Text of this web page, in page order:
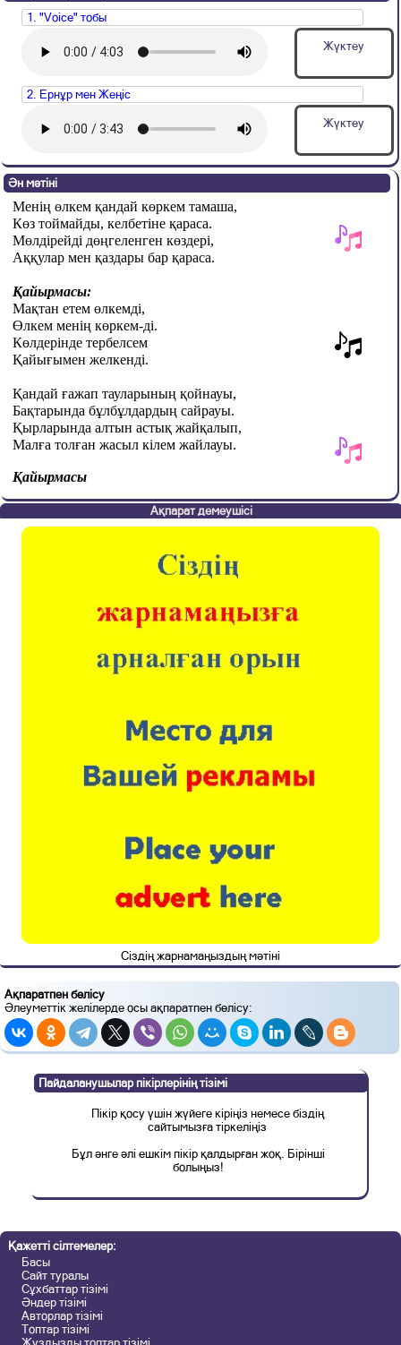
1. "Voice" тобы
Жүктеу
2. Ернұр мен Жеңіс
Жүктеу
Ән мәтіні
Менің өлкем қандай көркем тамаша,
Көз тоймайды, келбетіне қараса.
Мөлдірейді дөңгеленген көздері,
Аққулар мен қаздары бар қараса.
Қайырмасы:
Мақтан етем өлкемді,
Өлкем менің көркем-ді.
Көлдерінде тербелсем
Қайығымен желкенді.
Қандай ғажап тауларының қойнауы,
Бақтарында бұлбұлдардың сайрауы.
Қырларында алтын астық жайқалып,
Малға толған жасыл кілем жайлауы.
Қайырмасы
Ақпарат демеушісі
Сіздің жарнамаңыздың мәтіні
Ақпаратпен бөлісу
Әлеуметтік желілерде осы ақпаратпен бөлісу:
Пайдаланушылар пікірлерінің тізімі
Пікір қосу үшін жүйеге кіріңіз немесе біздің
сайтымызға тіркеліңіз
Бұл әнге әлі ешкім пікір қалдырған жоқ. Бірінші
болыңыз!
Қажетті сілтемелер:
Басы
Сайт туралы
Сұхбаттар тізімі
Әндер тізімі
Авторлар тізімі
Топтар тізімі